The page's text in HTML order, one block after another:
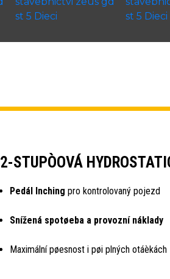
2-STUPÒOVÁ
Pedál Inching pro kontrolovaný pojezd
Snížená spotøeba a provozní náklady
Maximální pøesnost i pøi plných otáèkách